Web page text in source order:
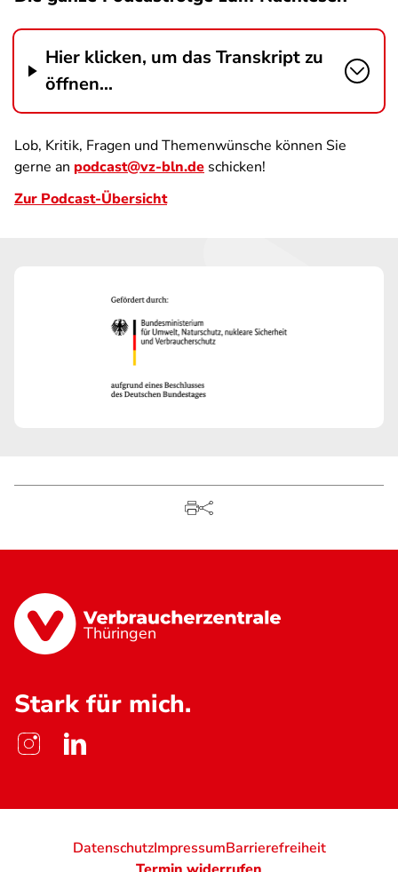
Hier klicken, um das Transkript zu
öffnen...
Lob, Kritik, Fragen und Themenwünsche können Sie
gerne an podcast@vz-bln.de schicken!
Zur Podcast-Übersicht
Thüringen
Stark für mich.
DatenschutzImpressumBarrierefreiheit